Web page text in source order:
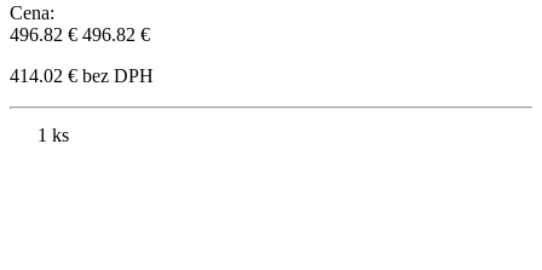
Cena:
496.82 € 496.82 €
414.02 € bez DPH
1 ks